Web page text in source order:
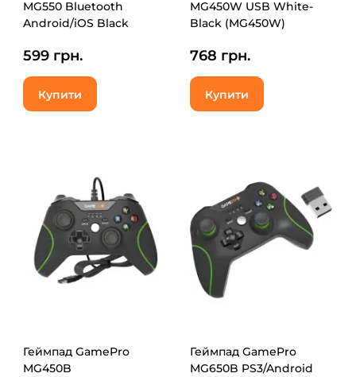
MG550 Bluetooth
Android/iOS Black
599 грн.
Купити
MG450W USB White-
Black (MG450W)
768 грн.
Купити
Геймпад GamePro
MG450B
Геймпад GamePro
MG650B PS3/Android